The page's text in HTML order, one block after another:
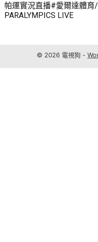
帕運實況直播#愛爾達體
PARALYMPICS LIVE
© 2026 電視狗 -